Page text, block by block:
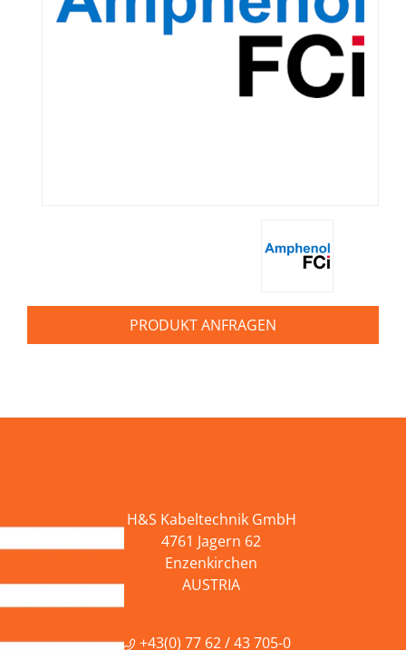
PRODUKT ANFRAGEN
H&S Kabeltechnik GmbH
4761 Jagern 62
Enzenkirchen
AUSTRIA
+43(0) 77 62 / 43 705-0